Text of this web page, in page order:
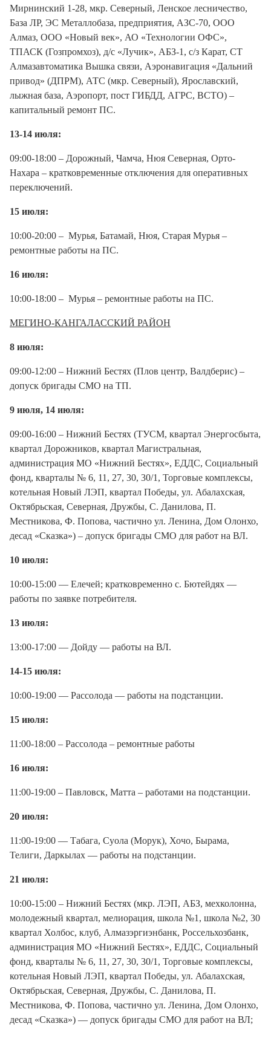
Мирнинский 1-28, мкр. Северный, Ленское лесничество,
База ЛР, ЭС Металлобаза, предприятия, АЗС-70, ООО
Алмаз, ООО «Новый век», АО «Технологии ОФС»,
ТПАСК (Гозпромхоз), д/с «Лучик», АБЗ-1, с/з Карат, СТ
Алмазавтоматика Вышка связи, Аэронавигация «Дальний
привод» (ДПРМ), АТС (мкр. Северный), Ярославский,
лыжная база, Аэропорт, пост ГИБДД, АГРС, ВСТО) –
капитальный ремонт ПС.
13-14 июля:
09:00-18:00 – Дорожный, Чамча, Нюя Северная, Орто-
Нахара – кратковременные отключения для оперативных
переключений.
15 июля:
10:00-20:00 – Мурья, Батамай, Нюя, Старая Мурья –
ремонтные работы на ПС.
16 июля:
10:00-18:00 – Мурья – ремонтные работы на ПС.
МЕГИНО-КАНГАЛАССКИЙ РАЙОН
8 июля:
09:00-12:00 – Нижний Бестях (Плов центр, Валдберис) –
допуск бригады СМО на ТП.
9 июля, 14 июля:
09:00-16:00 – Нижний Бестях (ТУСМ, квартал Энергосбыта,
квартал Дорожников, квартал Магистральная,
администрация МО «Нижний Бестях», ЕДДС, Социальный
фонд, кварталы № 6, 11, 27, 30, 30/1, Торговые комплексы,
котельная Новый ЛЭП, квартал Победы, ул. Абалахская,
Октябрьская, Северная, Дружбы, С. Данилова, П.
Местникова, Ф. Попова, частично ул. Ленина, Дом Олонхо,
десад «Сказка») – допуск бригады СМО для работ на ВЛ.
10 июля:
10:00-15:00 — Елечей; кратковременно с. Бютейдях —
работы по заявке потребителя.
13 июля:
13:00-17:00 — Дойду — работы на ВЛ.
14-15 июля:
10:00-19:00 — Рассолода — работы на подстанции.
15 июля:
11:00-18:00 – Рассолода – ремонтные работы
16 июля:
11:00-19:00 – Павловск, Матта – работами на подстанции.
20 июля:
11:00-19:00 — Табага, Суола (Морук), Хочо, Бырама,
Телиги, Даркылах — работы на подстанции.
21 июля:
10:00-15:00 – Нижний Бестях (мкр. ЛЭП, АБЗ, мехколонна,
молодежный квартал, мелиорация, школа №1, школа №2, 30
квартал Холбос, клуб, Алмазэргиэнбанк, Россельхозбанк,
администрация МО «Нижний Бестях», ЕДДС, Социальный
фонд, кварталы № 6, 11, 27, 30, 30/1, Торговые комплексы,
котельная Новый ЛЭП, квартал Победы, ул. Абалахская,
Октябрьская, Северная, Дружбы, С. Данилова, П.
Местникова, Ф. Попова, частично ул. Ленина, Дом Олонхо,
десад «Сказка») — допуск бригады СМО для работ на ВЛ;